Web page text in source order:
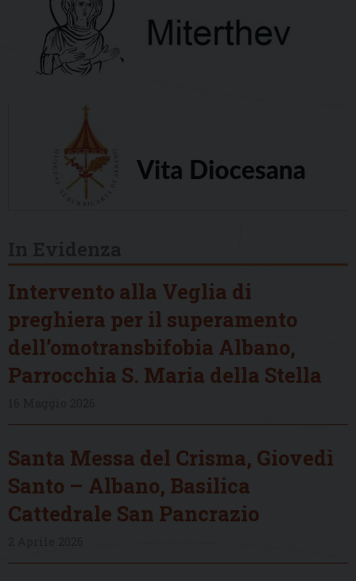
Intervento alla Veglia di
preghiera per il superamento
dell’omotransbifobia Albano,
Parrocchia S. Maria della Stella
Santa Messa del Crisma, Giovedì
Santo – Albano, Basilica
Cattedrale San Pancrazio